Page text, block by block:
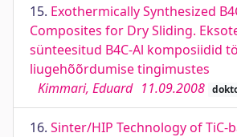
15. Exothermically Synthesized
Composites for Dry Sliding.
sünteesitud B4C-Al komposiidid
liugehõõrdumise tingimustes
Kimmari, Eduard 11.09.2008
16. Sinter/HIP Technology of TiC-